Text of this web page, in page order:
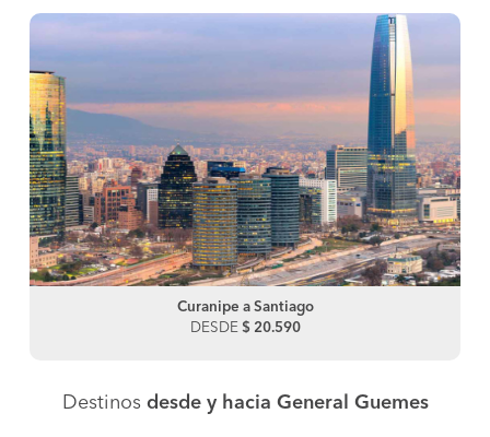
Curanipe a Santiago
DESDE $ 20.590
Destinos desde y hacia General Guemes